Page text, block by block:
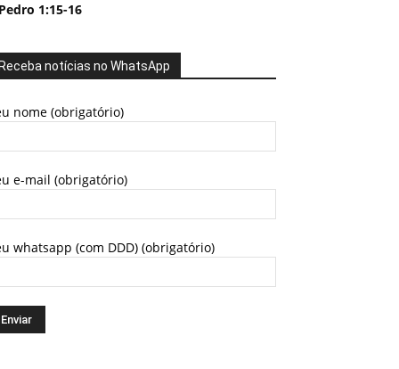
1:15-16
notícias no WhatsApp
nome (obrigatório)
e-mail (obrigatório)
whatsapp (com DDD) (obrigatório)